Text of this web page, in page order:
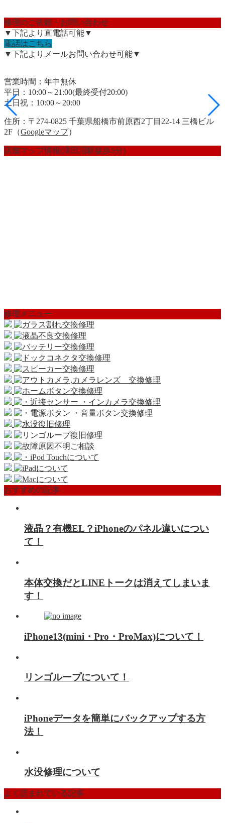
修理のご依頼・お問い合わせ
▼下記より直電話可能▼
電話はこちら
▼下記よりメールお問い合わせ可能▼
営業時間：年中無休
平日：10:00～21:00(最終受付20:00)
土日祝：10:00～20:00
住所：〒274-0825 千葉県船橋市前原西2丁目22-14 三橋ビル
2F（Googleマップ）
店舗マップ情報(津田沼駅徒歩5分)
修理メニュー
おすすめの記事
液晶？有機EL？iPhoneのパネル違いについ
て！
本体交換だとLINEトークは消えてしまいま
す！
iPhone13(mini・Pro・ProMax)について！
リンゴループについて！
iPhoneデータを簡単にバックアップする方
法！
水没修理について
よく読まれている記事